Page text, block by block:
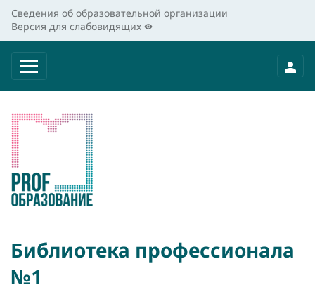
Сведения об образовательной организации
Версия для слабовидящих
Библиотека профессионала
№1